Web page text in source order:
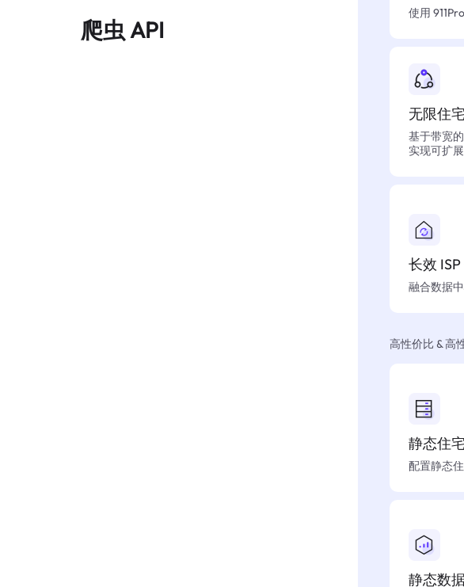
爬虫 API
使用
无限住
基于带宽
实现可扩
长效
融合数据
高性价比 & 高
静态住
配置静态
静态数